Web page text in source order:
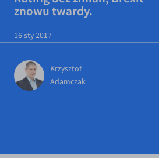
znowu twardy.
16 sty 2017
Krzysztof
Adamczak